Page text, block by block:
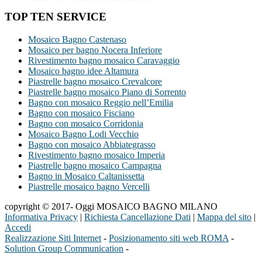
TOP TEN SERVICE
Mosaico Bagno Castenaso
Mosaico per bagno Nocera Inferiore
Rivestimento bagno mosaico Caravaggio
Mosaico bagno idee Altamura
Piastrelle bagno mosaico Crevalcore
Piastrelle bagno mosaico Piano di Sorrento
Bagno con mosaico Reggio nell’Emilia
Bagno con mosaico Fisciano
Bagno con mosaico Corridonia
Mosaico Bagno Lodi Vecchio
Bagno con mosaico Abbiategrasso
Rivestimento bagno mosaico Imperia
Piastrelle bagno mosaico Campagna
Bagno in Mosaico Caltanissetta
Piastrelle mosaico bagno Vercelli
copyright © 2017- Oggi MOSAICO BAGNO MILANO
Informativa Privacy | Richiesta Cancellazione Dati | Mappa del sito |
Accedi
Realizzazione Siti Internet - Posizionamento siti web ROMA -
Solution Group Communication -